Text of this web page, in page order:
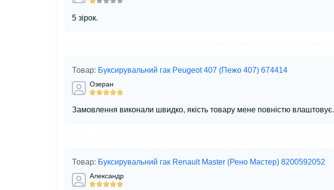
5 зірок.
Товар: Буксирувальний гак Peugeot 407 (Пежо 407) 674414
Озеран
Замовлення виконали швидко, якість товару мене повністю влаштовує.
Товар: Буксирувальний гак Renault Master (Рено Мастер) 8200592052
Александр